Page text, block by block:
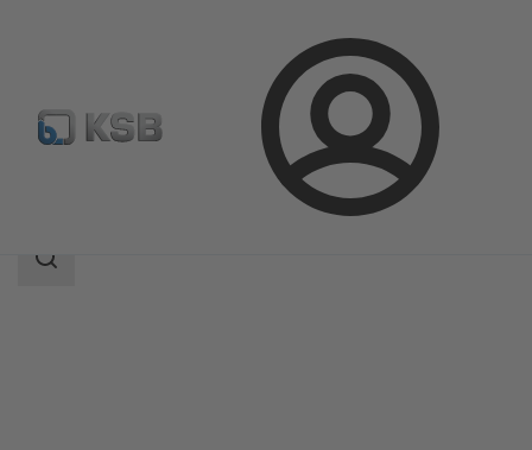
Aanmelding
Productcatalogus SISTO-RSK
Zoekgebied